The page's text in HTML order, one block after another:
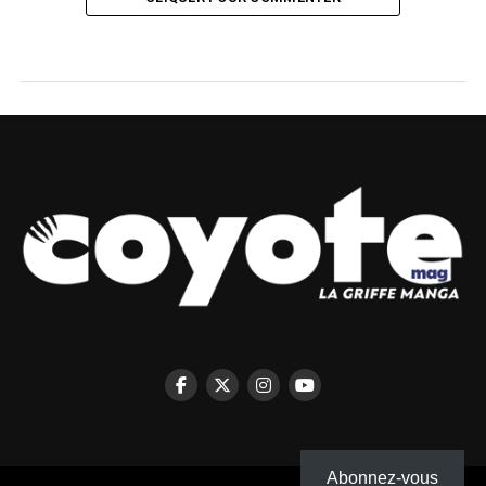
Abonnez-vous